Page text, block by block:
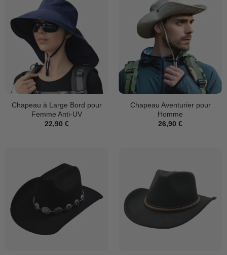
Chapeau à Large Bord pour
Femme Anti-UV
22,90 €
Chapeau Aventurier pour
Homme
26,90 €